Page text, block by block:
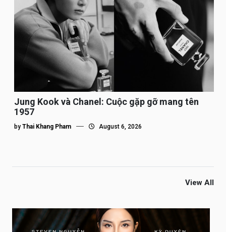
Jung Kook và Chanel: Cuộc gặp gỡ mang tên
1957
by Thai Khang Pham August 6, 2026
View All